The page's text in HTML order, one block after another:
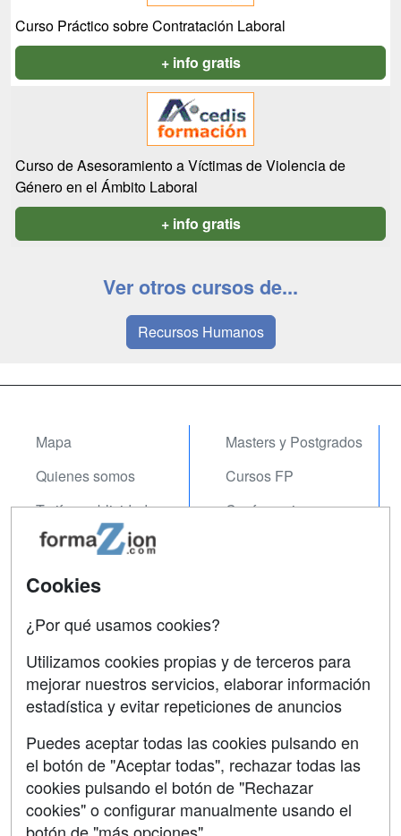
Curso Práctico sobre Contratación Laboral
+ info gratis
Curso de Asesoramiento a Víctimas de Violencia de
Género en el Ámbito Laboral
+ info gratis
Ver otros cursos de...
Recursos Humanos
Mapa
Quienes somos
Tarifas publicidad
Acceso Usuarios
Acceso Centros
Masters y Postgrados
Cursos FP
Conferencias
Contactar
Confidencialidad
Aviso legal
Copyleft
Cookies
¿Por qué usamos cookies?
Utilizamos cookies propias y de terceros para
mejorar nuestros servicios, elaborar información
estadística y evitar repeticiones de anuncios
Puedes aceptar todas las cookies pulsando en
el botón de "Aceptar todas", rechazar todas las
cookies pulsando el botón de "Rechazar
cookies" o configurar manualmente usando el